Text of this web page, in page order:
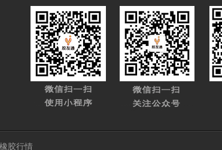
橡胶行情